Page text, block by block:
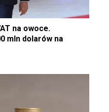
na owoce.
mln dolarów na